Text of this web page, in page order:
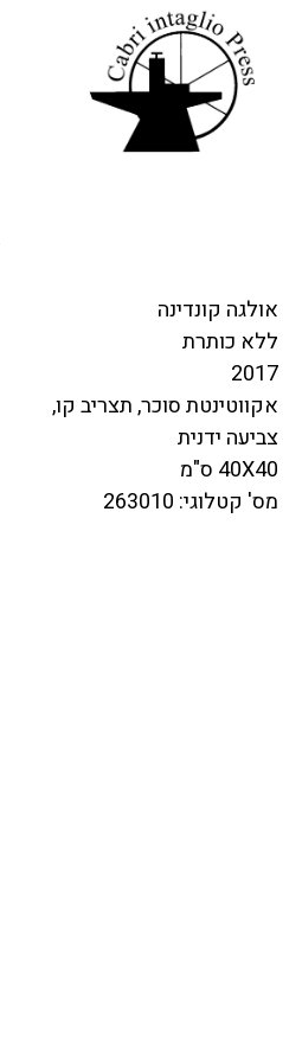
אולגה קונדינה
ללא כותרת
2017
אקווטינטת סוכר, תצריב קו,
צביעה ידנית
40X40 ס"מ
מס' קטלוגי: 263010